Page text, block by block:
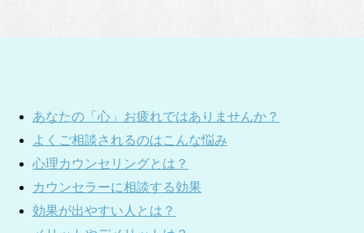
あなたの「心」お疲れではありませんか？
よくご相談されるのはこんな悩み
心理カウンセリングとは？
カウンセラーに相談する効果
効果が出やすい人とは？